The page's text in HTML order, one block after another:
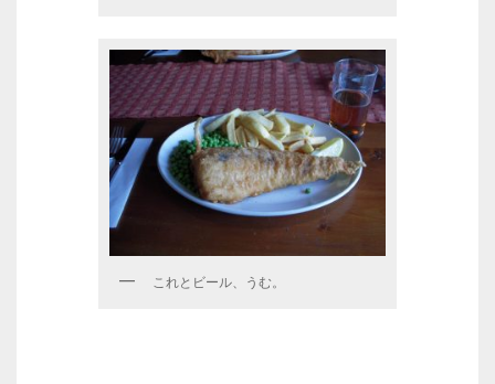
これとビール、うむ。